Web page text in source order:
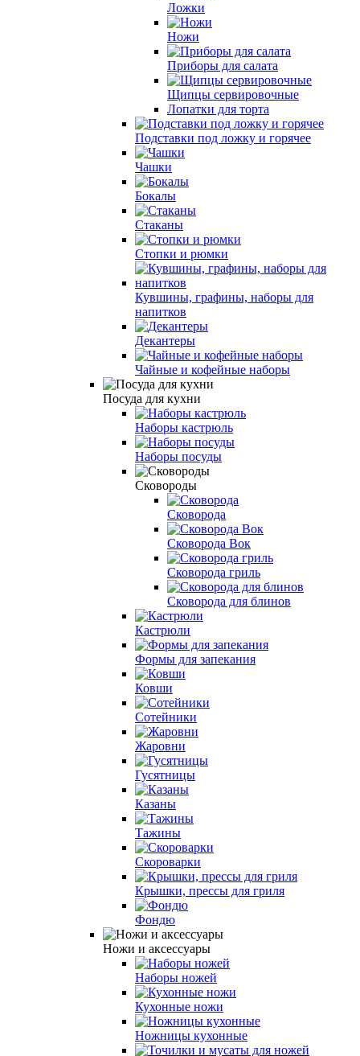
Ложки
Ножи
Приборы для салата
Щипцы сервировочные
Лопатки для торта
Подставки под ложку и горячее
Чашки
Бокалы
Стаканы
Стопки и рюмки
Кувшины, графины, наборы для
напитков
Декантеры
Чайные и кофейные наборы
Посуда для кухни
Наборы кастрюль
Наборы посуды
Сковороды
Сковорода
Сковорода Вок
Сковорода гриль
Сковорода для блинов
Кастрюли
Формы для запекания
Ковши
Сотейники
Жаровни
Гусятницы
Казаны
Тажины
Скороварки
Крышки, прессы для гриля
Фондю
Ножи и аксессуары
Наборы ножей
Кухонные ножи
Ножницы кухонные